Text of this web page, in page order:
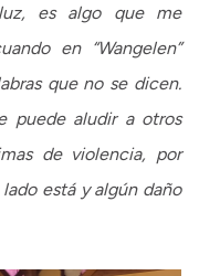
es algo que me
en “Wangelen”
que no se dicen.
puede aludir a otros
de violencia, por
está y algún daño